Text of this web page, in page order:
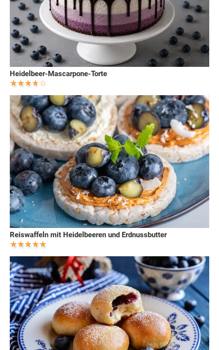
Heidelbeer-Mascarpone-Torte
Reiswaffeln mit Heidelbeeren und Erdnussbutter